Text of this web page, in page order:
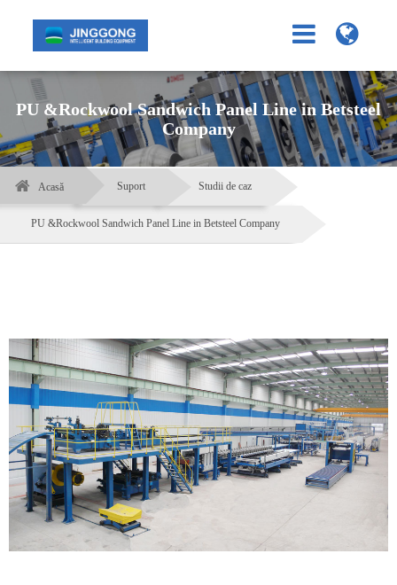
PU &Rockwool Sandwich Panel Line in Betsteel
Company
Acasă Suport Studii de caz
PU &Rockwool Sandwich Panel Line in Betsteel Company